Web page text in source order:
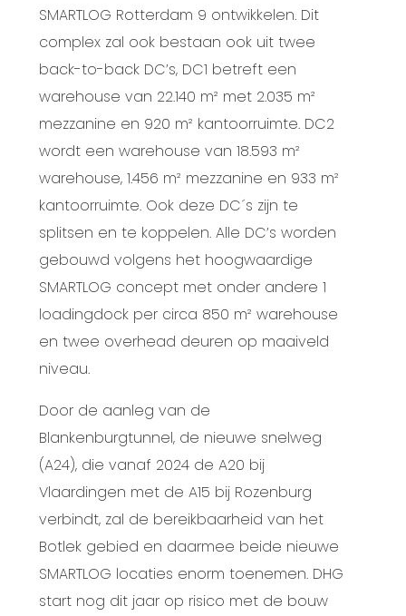
SMARTLOG Rotterdam 9 ontwikkelen. Dit
complex zal ook bestaan ook uit twee
back-to-back DC’s, DC1 betreft een
warehouse van 22.140 m² met 2.035 m²
mezzanine en 920 m² kantoorruimte. DC2
wordt een warehouse van 18.593 m²
warehouse, 1.456 m² mezzanine en 933 m²
kantoorruimte. Ook deze DC´s zijn te
splitsen en te koppelen. Alle DC’s worden
gebouwd volgens het hoogwaardige
SMARTLOG concept met onder andere 1
loadingdock per circa 850 m² warehouse
en twee overhead deuren op maaiveld
niveau.
Door de aanleg van de
Blankenburgtunnel, de nieuwe snelweg
(A24), die vanaf 2024 de A20 bij
Vlaardingen met de A15 bij Rozenburg
verbindt, zal de bereikbaarheid van het
Botlek gebied en daarmee beide nieuwe
SMARTLOG locaties enorm toenemen. DHG
start nog dit jaar op risico met de bouw